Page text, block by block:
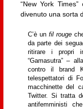
“New York
divenuto una sorta
C’è un fil rouge
da parte dei
ritirare i propri
“Gamasutra” –
contro il brand
telespettatori di
macchinette del
Twitter. Si tratta
antifemministi